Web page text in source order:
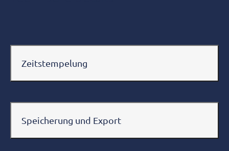
Zeitstempelung
Speicherung und Export